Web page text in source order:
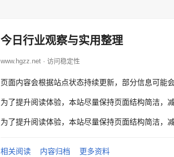
今日行业观察与实用整理
www.hgzz.net · 访问稳定性
页面内容会根据站点状态持续更新，部分信息可能
为了提升阅读体验，本站尽量保持页面结构简洁，
为了提升阅读体验，本站尽量保持页面结构简洁，
相关阅读 内容归档 更多资料